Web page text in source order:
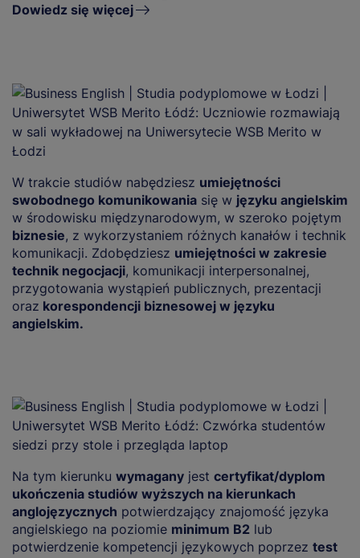
Dowiedz się więcej
W trakcie studiów nabędziesz umiejętności
swobodnego komunikowania się w języku angielskim
w środowisku międzynarodowym, w szeroko pojętym
biznesie, z wykorzystaniem różnych kanałów i technik
komunikacji. Zdobędziesz umiejętności w zakresie
technik negocjacji, komunikacji interpersonalnej,
przygotowania wystąpień publicznych, prezentacji
oraz korespondencji biznesowej w języku
angielskim.
Na tym kierunku wymagany jest certyfikat/dyplom
ukończenia studiów wyższych na kierunkach
anglojęzycznych potwierdzający znajomość języka
angielskiego na poziomie minimum B2 lub
potwierdzenie kompetencji językowych poprzez test